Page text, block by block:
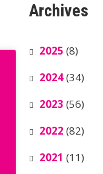
Archives
2025 (8)
2024(34)
2023 (56)
2022 (82)
2021 (11)